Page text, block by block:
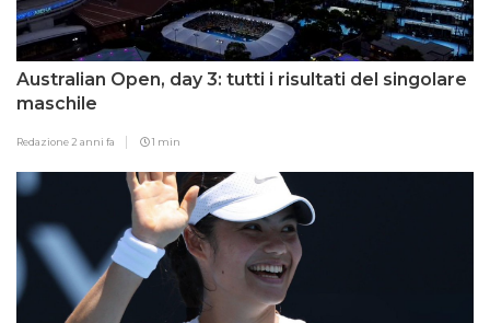
Australian Open, day 3: tutti i risultati del singolare
maschile
Redazione2 anni fa 1 min